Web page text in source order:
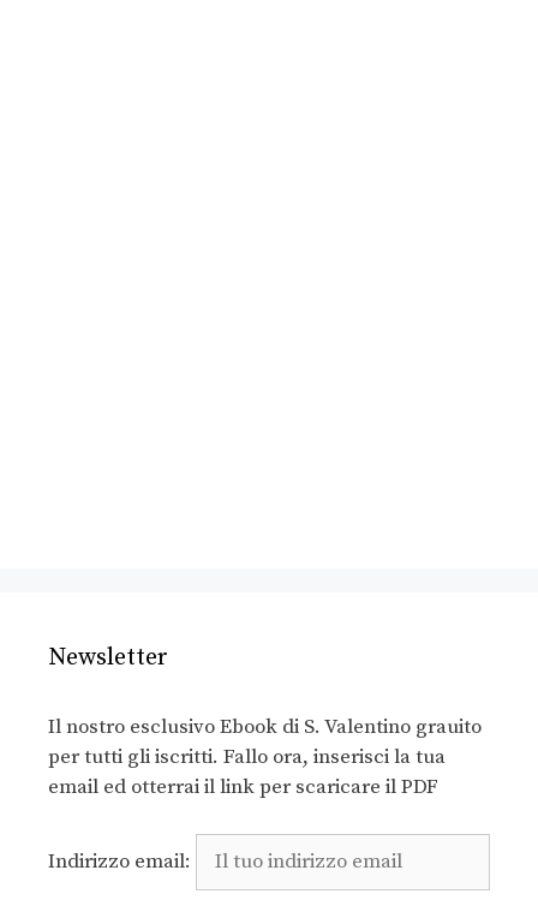
Newsletter
Il nostro esclusivo Ebook di S. Valentino grauito
per tutti gli iscritti. Fallo ora, inserisci la tua
email ed otterrai il link per scaricare il PDF
Indirizzo email: